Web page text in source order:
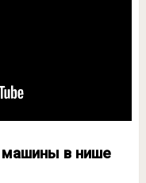
машины в нише